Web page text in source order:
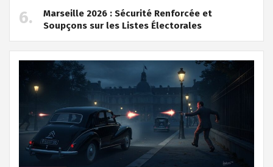
Marseille 2026 : Sécurité Renforcée et
Soupçons sur les Listes Électorales